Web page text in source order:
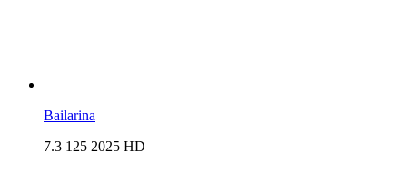
Bailarina
7.3 125 2025 HD